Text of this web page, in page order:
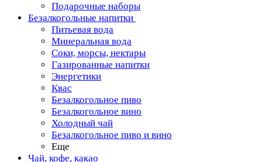
Подарочные наборы
Безалкогольные напитки
Питьевая вода
Минеральная вода
Соки, морсы, нектары
Газированные напитки
Энергетики
Квас
Безалкогольное пиво
Безалкогольное вино
Холодный чай
Безалкогольное пиво и вино
Еще
Чай, кофе, какао